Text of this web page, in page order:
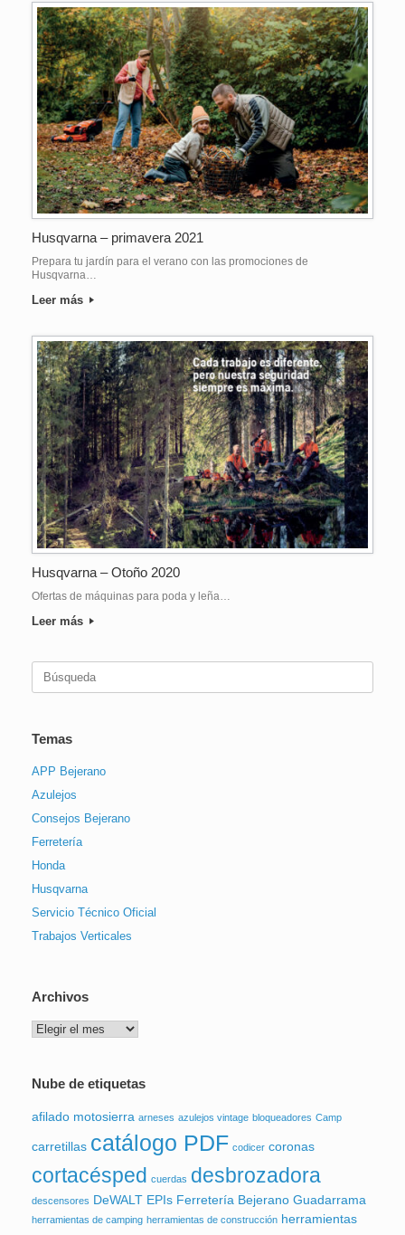
Husqvarna – primavera 2021
Prepara tu jardín para el verano con las promociones de
Husqvarna…
Leer más
Husqvarna – Otoño 2020
Ofertas de máquinas para poda y leña…
Leer más
Temas
APP Bejerano
Azulejos
Consejos Bejerano
Ferretería
Honda
Husqvarna
Servicio Técnico Oficial
Trabajos Verticales
Archivos
Archivos
Nube de etiquetas
afilado motosierra arneses azulejos vintage bloqueadores Camp
carretillas catálogo PDF codicer coronas
cortacésped cuerdas desbrozadora
descensores DeWALT EPIs Ferretería Bejerano Guadarrama
herramientas de camping herramientas de construcción herramientas